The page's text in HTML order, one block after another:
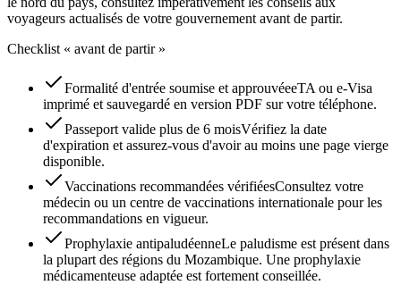
voyageurs actualisés de votre gouvernement avant de partir.
Checklist « avant de partir »
Formalité d'entrée soumise et approuvéeeTA ou e-Visa
imprimé et sauvegardé en version PDF sur votre téléphone.
Passeport valide plus de 6 moisVérifiez la date
d'expiration et assurez-vous d'avoir au moins une page vierge
disponible.
Vaccinations recommandées vérifiéesConsultez votre
médecin ou un centre de vaccinations internationale pour les
recommandations en vigueur.
Prophylaxie antipaludéenneLe paludisme est présent dans
la plupart des régions du Mozambique. Une prophylaxie
médicamenteuse adaptée est fortement conseillée.